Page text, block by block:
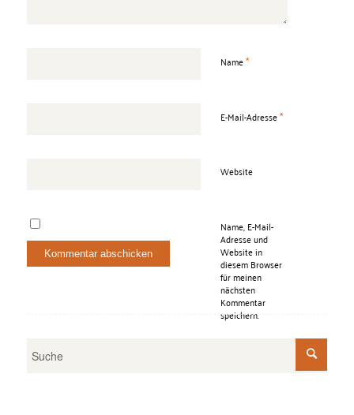
Name*
E-Mail-Adresse*
Website
Name, E-Mail-
Adresse und
Website in
diesem Browser
für meinen
nächsten
Kommentar
speichern.